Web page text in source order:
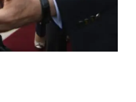
DE LA RESISTANCE